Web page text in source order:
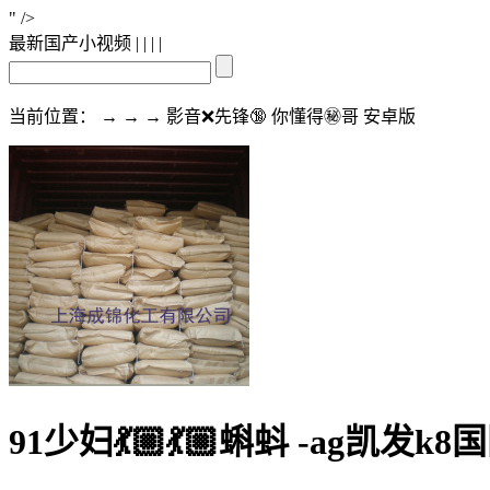
" />
最新国产小视频 | | | |
当前位置： → → → 影音❌先锋🔞 你懂得㊙️哥 安卓版
91少妇💃🏼💃🏼蝌蚪 -ag凯发k8